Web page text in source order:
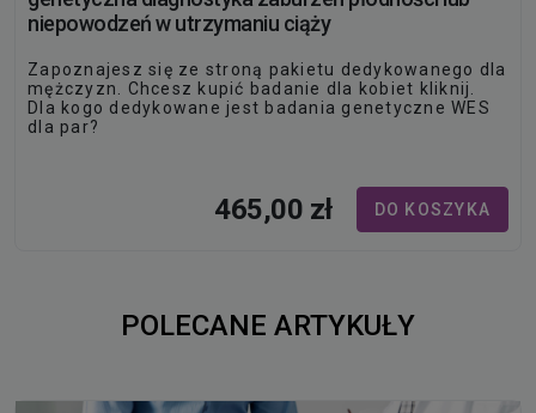
niepowodzeń w utrzymaniu ciąży
Zapoznajesz się ze stroną pakietu dedykowanego dla
mężczyzn. Chcesz kupić badanie dla kobiet kliknij.
Dla kogo dedykowane jest badania genetyczne WES
dla par?
także niepowodzeń w utrzymaniu ciąży.
465,00 zł DO KOSZYKA
POLECANE ARTYKUŁY